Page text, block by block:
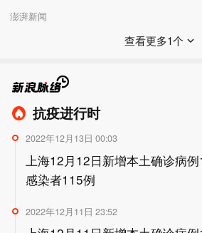
澎湃新闻
查看更多1个
抗疫进行时
2022年12月13日 00:03
上海12月12日新增本土确诊病
感染者115例
2022年12月11日 23:52